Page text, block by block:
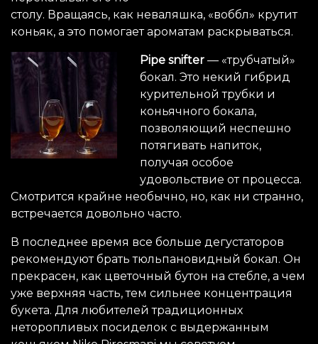
столу. Вращаясь, как неваляшка, «воббл» крутит
коньяк, а это помогает ароматам раскрываться.
Pipe snifter — «трубчатый»
бокал. Это некий гибрид
курительной трубки и
коньячного бокала,
позволяющий неспешно
потягивать напиток,
получая особое
удовольствие от процесса.
Смотрится крайне необычно, но, как ни странно,
встречается довольно часто.
В последнее время все больше дегустаторов
рекомендуют брать тюльпановидный бокал. Он
прекрасен, как цветочный бутон на стебле, а чем
уже верхняя часть, тем сильнее концентрация
букета. Для любителей традиционных
неторопливых посиделок с выдержанным